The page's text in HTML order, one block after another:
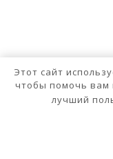
Этот сайт
чтобы помочь вам
лучший